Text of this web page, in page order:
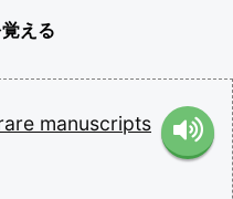
える
manuscripts